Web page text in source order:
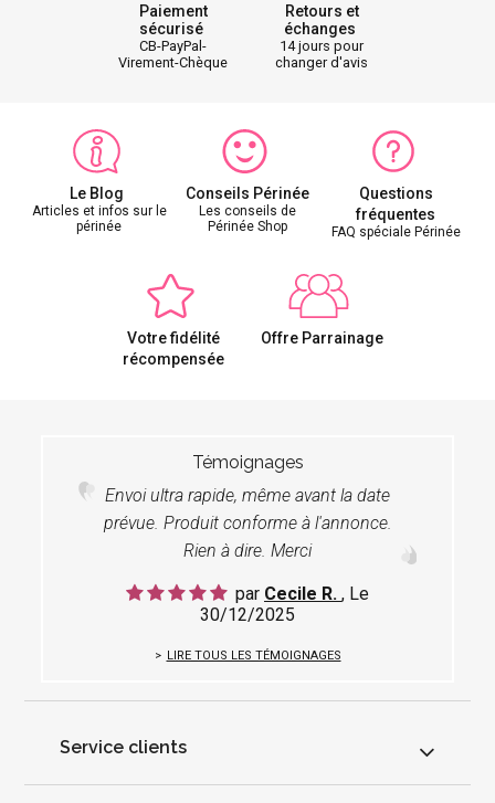
Paiement
sécurisé
CB-PayPal-
Virement-Chèque
Retours et
échanges
14 jours pour
changer d'avis
Le Blog
Articles et infos sur le
périnée
Conseils Périnée
Les conseils de
Périnée Shop
Questions
fréquentes
FAQ spéciale Périnée
Votre fidélité
récompensée
Offre Parrainage
Témoignages
Envoi ultra rapide, même avant la date
prévue. Produit conforme à l'annonce.
Rien à dire. Merci
par Cecile R. , Le
30/12/2025
LIRE TOUS LES TÉMOIGNAGES
Service clients